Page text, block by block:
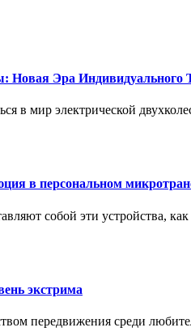
Новая Эра Индивидуального
в мир электрической
в персональном
собой эти устройства,
экстрима
передвижения среди